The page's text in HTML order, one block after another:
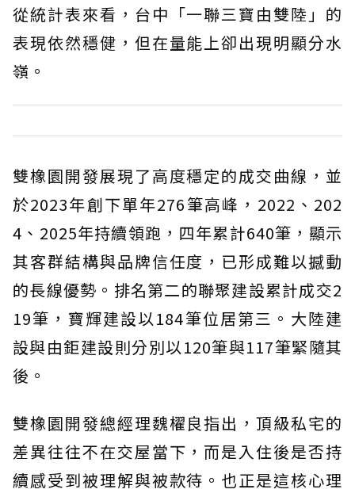
從統計表來看，台中「一聯三寶由雙陸」的
表現依然穩健，但在量能上卻出現明顯分水
嶺。
雙橡園開發展現了高度穩定的成交曲線，並
於2023年創下單年276筆高峰，2022、202
4、2025年持續領跑，四年累計640筆，顯示
其客群結構與品牌信任度，已形成難以撼動
的長線優勢。排名第二的聯聚建設累計成交2
19筆，寶輝建設以184筆位居第三。大陸建
設與由鉅建設則分別以120筆與117筆緊隨其
後。
雙橡園開發總經理魏櫂良指出，頂級私宅的
差異往往不在交屋當下，而是入住後是否持
續感受到被理解與被款待。也正是這核心理